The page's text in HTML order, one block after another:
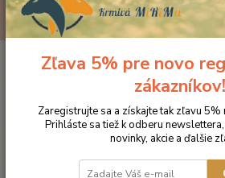
Minerálne lizy pre hospodárske zvieratá
vápnikom a fosforom Super Mag BIO (Balenie 10kg)
Minerálny liz s
vápnikom a fosforom
BIO (Balenie 10kg)
Zľava 5% pre novo
zákazníkov!
Zaregistrujte sa a získajte tak zľavu 5%
Prihláste sa tiež k odberu
novinky, akcie a ďalšie